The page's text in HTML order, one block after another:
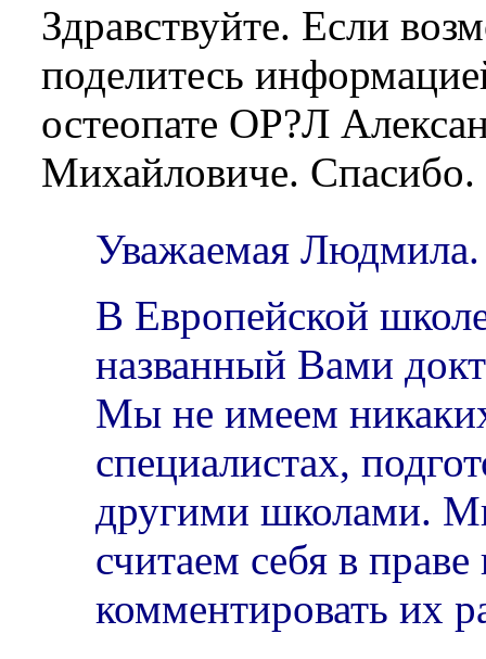
Здравствуйте. Если
поделитесь
остеопате ОР?Л
Михайловиче. Спасибо.
Уважаемая Людмила.
В Европейской
названный Вами
Мы не имеем
специалистах,
другими школами.
считаем себя в праве
комментировать их